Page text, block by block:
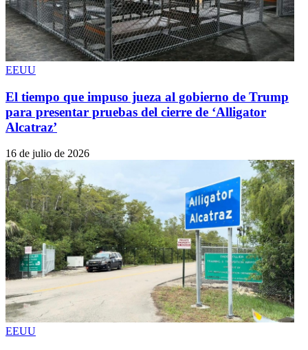
EEUU
El tiempo que impuso jueza al gobierno de Trump
para presentar pruebas del cierre de ‘Alligator
Alcatraz’
16 de julio de 2026
EEUU